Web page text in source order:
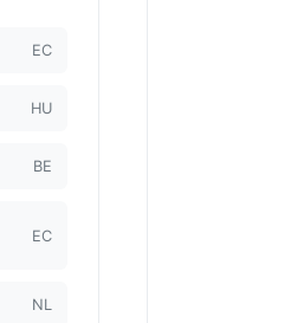
EC
HU
BE
EC
NL